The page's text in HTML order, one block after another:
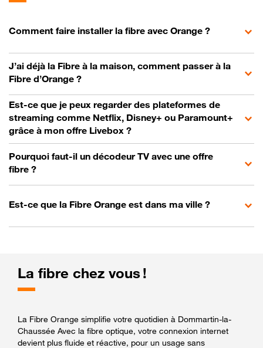
Comment faire installer la fibre avec Orange ?
J’ai déjà la Fibre à la maison, comment passer à la
Fibre d’Orange ?
Est-ce que je peux regarder des plateformes de
streaming comme Netflix, Disney+ ou Paramount+
grâce à mon offre Livebox ?
Pourquoi faut-il un décodeur TV avec une offre
fibre ?
Est-ce que la Fibre Orange est dans ma ville ?
La fibre chez vous !
La Fibre Orange simplifie votre quotidien à Dommartin-la-
Chaussée Avec la fibre optique, votre connexion internet
devient plus fluide et réactive, pour un usage sans